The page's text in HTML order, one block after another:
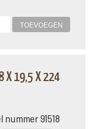
X 19,5 X 224
91518